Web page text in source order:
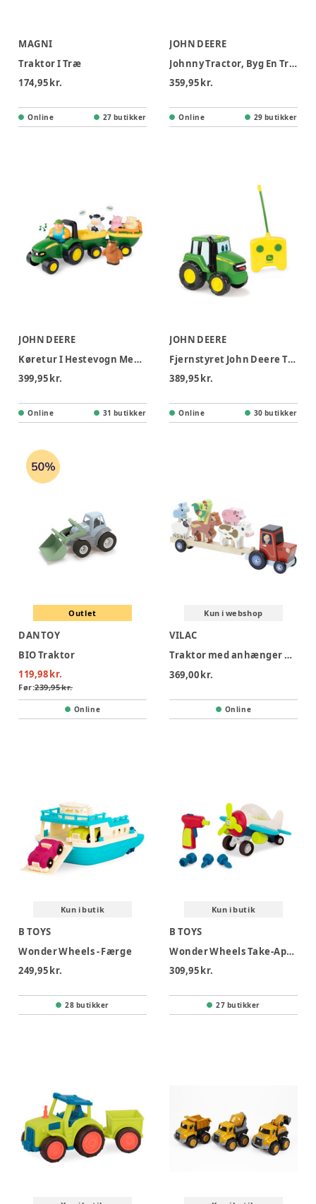
MAGNI
Traktor I Træ
174,95 kr.
Online 27 butikker
JOHN DEERE
Johnny Tractor, Byg En Traktor
359,95 kr.
Online 29 butikker
JOHN DEERE
Køretur I Hestevogn Med Dyrelyde
399,95 kr.
Online 31 butikker
JOHN DEERE
Fjernstyret John Deere Traktor
389,95 kr.
Online 30 butikker
Outlet
DANTOY
BIO Traktor
119,98 kr.
Før:239,95 kr.
Online
Kun i webshop
VILAC
Traktor med anhænger og stabledyr
369,00 kr.
Online
Kun i butik
B TOYS
Wonder Wheels - Færge
249,95 kr.
28 butikker
Kun i butik
B TOYS
Wonder Wheels Take-Apart Fly
309,95 kr.
27 butikker